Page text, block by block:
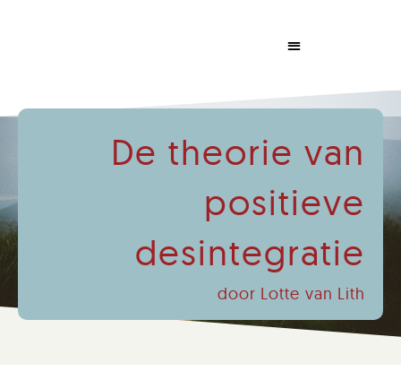
De theorie van
positieve
desintegratie
door Lotte van Lith